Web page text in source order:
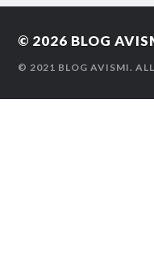
© 2026 BLOG
© 2021 BLOG AVISMI.